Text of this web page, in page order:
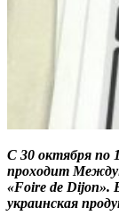
С 30 октября по
проходит
«Foire de Dijon».
украинская